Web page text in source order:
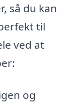
så du kan
til
ved at
og